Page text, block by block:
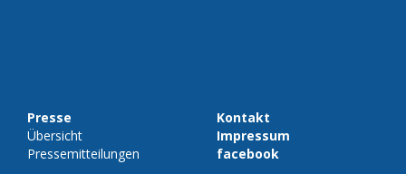
Presse
Übersicht
Pressemitteilungen
Kontakt
Impressum
facebook